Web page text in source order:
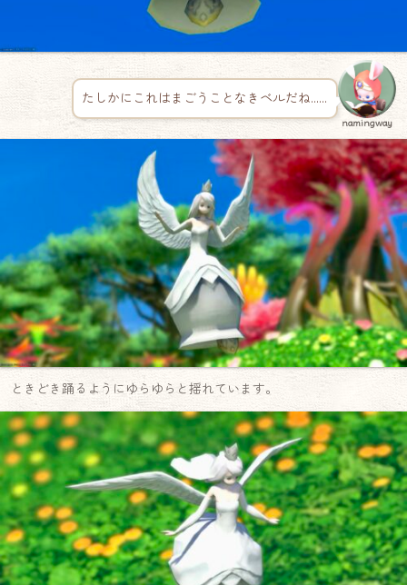
たしかにこれはまごうことなきベルだね……
namingway
ときどき踊るようにゆらゆらと揺れています。